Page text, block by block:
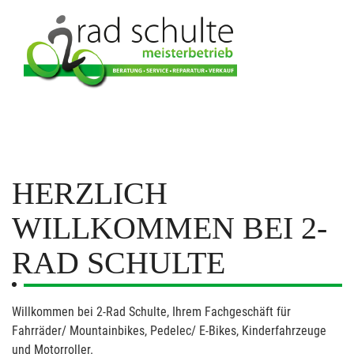
HERZLICH
WILLKOMMEN BEI 2-
RAD SCHULTE
Willkommen bei 2-Rad Schulte, Ihrem Fachgeschäft für
Fahrräder/ Mountainbikes, Pedelec/ E-Bikes, Kinderfahrzeuge
und Motorroller.